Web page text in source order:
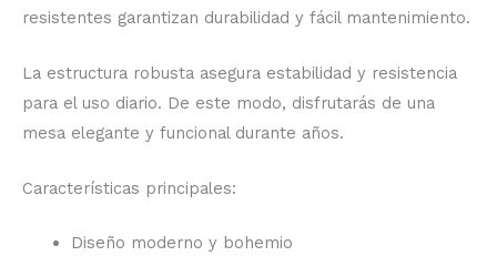
resistentes garantizan durabilidad y fácil mantenimiento.
La estructura robusta asegura estabilidad y resistencia
para el uso diario. De este modo, disfrutarás de una
mesa elegante y funcional durante años.
Características principales:
Diseño moderno y bohemio